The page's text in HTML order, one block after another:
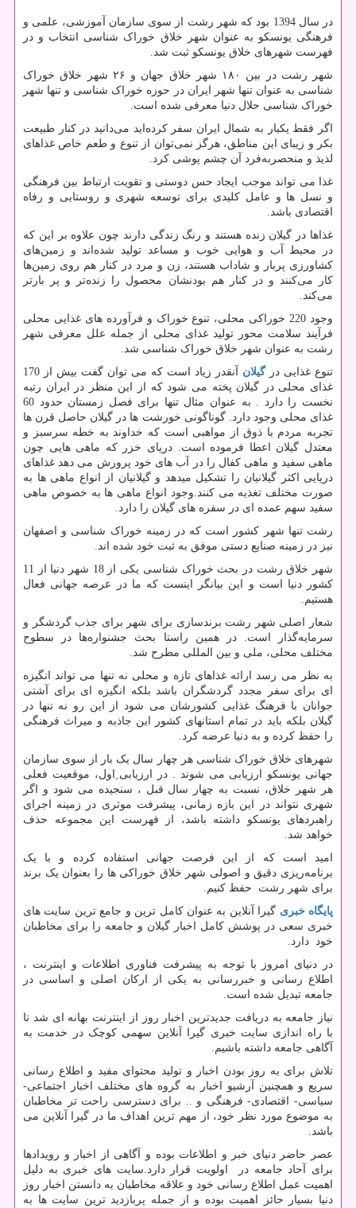
در سال 1394 بود که شهر رشت از سوی سازمان آموزشی، علمی و
فرهنگی یونسکو به عنوان شهر خلاق خوراک شناسی انتخاب و در
فهرست شهرهای خلاق یونسکو ثبت شد.
شهر رشت در بین ۱۸۰ شهر خلاق جهان و ۲۶ شهر خلاق خوراک
شناسی به عنوان تنها شهر ایران در حوزه خوراک شناسی و تنها شهر
خوراک شناسی حلال دنیا معرفی شده است.
اگر فقط یکبار به شمال ایران سفر کرده‌اید می‌دانید در کنار طبیعت
بکر و زیبای این مناطق، هرگز نمی‌توان از تنوع و طعم خاص غذا‌های
لذیذ و منحصر‌به‌فرد آن چشم پوشی کرد.
غذا می تواند موجب ایجاد حس دوستی و تقویت ارتباط بین فرهنگی
و نسل ها و عامل کلیدی برای توسعه شهری و روستایی و رفاه
اقتصادی باشد.
غذاها در گیلان زنده هستند و رنگ زندگی دارند چون علاوه بر این ‌که
در محیط آب و هوایی خوب و مساعد تولید شده‌اند و ‌زمین‌های
کشاورزی پربار و شاداب هستند، زن و مرد در کنار هم روی زمین‌ها
کار می‌کنند و در کنار هم بودنشان محصول را زنده‌تر و پر بارتر
می‌کند.
وجود 220 خوراکی محلی، تنوع خوراک و فرآورده های غذایی محلی
فرآیند سلامت محور تولید غذای محلی از جمله علل معرفی شهر
رشت به عنوان شهر خلاق خوراک شناسی شد.
تنوع غذایی درگیلان
آنقدر زیاد است که می توان گفت بیش از 170
غذای محلی در گیلان پخته می شود که از این منظر در ایران رتبه
نخست را دارد . به عنوان مثال تنها برای فصل زمستان حدود 60
غذای محلی وجود دارد. گوناگونی خورشت ها در گیلان حاصل قرن ها
تجربه مردم با ذوق از مواهبی است که خداوند به خطه سرسبز و
معتدل گیلان اعطا فرموده است. دریای خزر که ماهی هایی چون
ماهی سفید و ماهی کفال را در آب های خود پرورش می دهد غذاهای
دریایی اکثر گیلانیان را تشکیل میدهد و گیلانیان از انواع ماهی ها به
صورت مختلف تغذیه می کنند.وجود انواع ماهی ها به خصوص ماهی
سفید سهم عمده ای در سفره های گیلان را دارد.
رشت تنها شهر کشور است که در زمینه خوراک شناسی و اصفهان
نیز در زمینه صنایع دستی موفق به ثبت خود شده اند.
شهر خلاق رشت در بحث خوراک شناسی یکی از 18 شهر دنیا از 11
کشور دنیا است و این بیانگر اینست که ما در عرصه جهانی فعال
هستیم.
شعار اصلی شهر رشت برندسازی برای شهر برای جذب گردشگر و
سرمایه‌گذار است. در همین راستا بحث جشنواره‌ها در سطوح
مختلف محلی، ملی و بین المللی مطرح شد.
به نظر می رسد ارائه غذاهای تازه و محلی نه تنها می تواند انگیزه
ای برای سفر مجدد گردشگران باشد بلکه انگیزه ای برای آشتی
جوانان با فرهنگ غذایی کشورشان می شود از این رو نه تنها در
گیلان بلکه باید در تمام استانهای کشور این جاذبه و میراث فرهنگی
را حفظ کرده و به دنیا عرضه کرد.
شهرهای خلاق خوراک شناسی هر چهار سال یک بار از سوی سازمان
جهانی یونسکو ارزیابی می شوند . در ارزیابی ِاول، موقعیت فعلی
هر شهر خلاق، نسبت به چهار سال قبل ، سنجیده می شود و اگر
شهری نتواند در این بازه زمانی، پیشرفت موثری در زمینه اجرای
راهبردهای یونسکو داشته باشد، از فهرست این مجموعه حذف
خواهد شد.
امید است که از این فرصت جهانی استفاده کرده و با یک
برنامه‌ریزی دقیق و اصولی شهر خلاق خوراکی ها را بعنوان یک برند
برای شهر رشت حفظ کنیم.
پایگاه خبری گیرا آنلاین به عنوان کامل ترین و جامع ترین سایت های
خبری سعی در پوشش کامل اخبار گیلان و جامعه را برای مخاطبان
خود دارد.
در دنیای امروز با توجه به پیشرفت فناوری اطلاعات و اینترنت ،
اطلاع رسانی و خبررسانی به یکی از ارکان اصلی و اساسی در
جامعه تبدیل شده است.
نیاز جامعه به دریافت جدیدترین اخبار روز از اینترنت بهانه ای شد تا
با راه اندازی سایت خبری گیرا آنلاین سهمی کوچک در خدمت به
آگاهی جامعه داشته باشیم.
تلاش برای به روز بودن اخبار و تولید محتوای مفید و اطلاع رسانی
سریع و همچنین آرشیو اخبار به گروه های مختلف اخبار اجتماعی-
سیاسی- اقتصادی- فرهنگی و .. برای دسترسی راحت تر مخاطبان
به موضوع مورد نظر خود، از مهم ترین اهداف ما در گیرا آنلاین می
باشد.
عصر حاضر دنیای خبر و اطلاعات بوده و آگاهی از اخبار و رویدادها
برای آحاد جامعه در اولویت قرار دارد.سایت های خبری به دلیل
اهمیت عمل اطلاع رسانی خود و علاقه مخاطبان به دانستن اخبار روز
دنیا بسیار حائز اهمیت بوده و از جمله پربازدید ترین سایت ها به